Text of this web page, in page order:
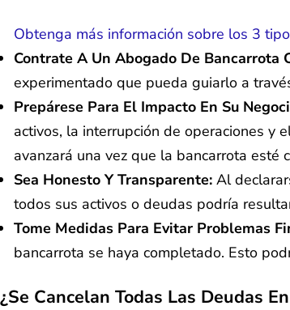
Obtenga más información sobre los 3
Contrate A Un Abogado De Bancarrota
experimentado que pueda guiarlo a
Prepárese Para El Impacto En Su
activos, la interrupción de operaciones y
avanzará una vez que la bancarrota esté
Sea Honesto Y Transparente: Al
todos sus activos o deudas podría
Tome Medidas Para Evitar Problemas
bancarrota se haya completado. Esto
¿Se Cancelan Todas Las Deudas